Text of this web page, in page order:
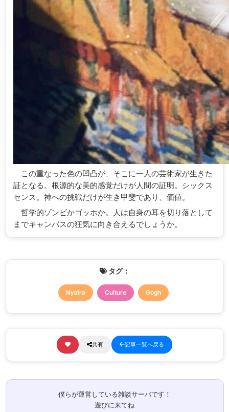
この重なった色の凹凸が、そこに一人の芸術家が生きた
証となる。根源的な美的感覚だけが人間の証明。シックス
センス。神への挑戦だけが生き甲斐であり、価値。
哲学的ゾンビかゴッホか。人は自身の耳を切り落として
までキャンバスの狂気に向き合えるでしょうか。
タグ：
Nyalra Culture Gogh
共有 記事一覧へ戻る
僕らが運営している雑談サーバです！
遊びに来てね